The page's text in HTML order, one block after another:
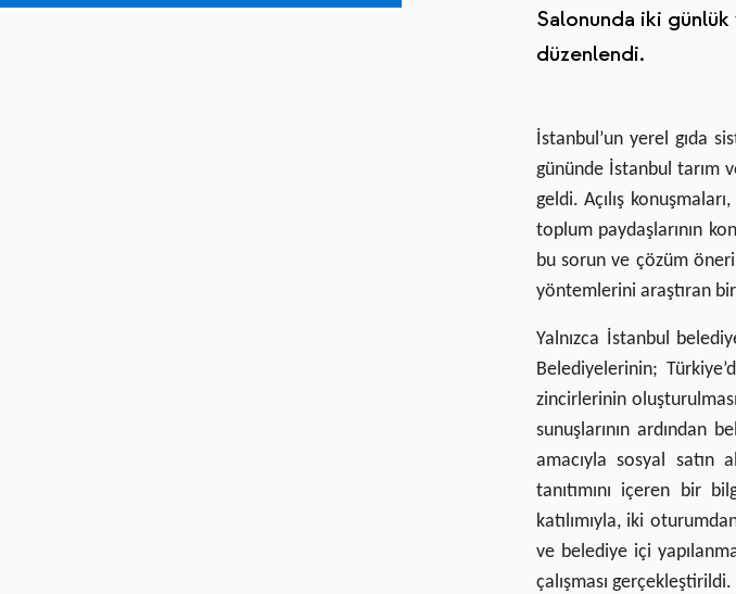
Salonunda iki günlük
düzenlendi.
İstanbul’un yerel gıda
gününde İstanbul tarım
geldi. Açılış
toplum paydaşlarının
bu sorun ve çözüm
yöntemlerini araştıran
Yalnızca İstanbul
Belediyelerinin;
zincirlerinin
sunuşlarının ardından
amacıyla sosyal satın
tanıtımını içeren bir
katılımıyla, iki
ve belediye içi
çalışması gerçekleştirildi.